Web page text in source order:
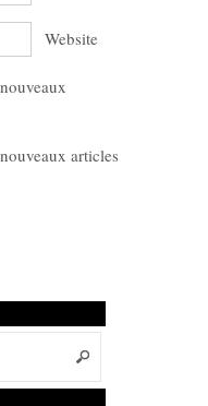
Website
articles